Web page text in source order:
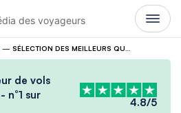
des voyageurs
—
de vols
n°1 sur
4.8/5